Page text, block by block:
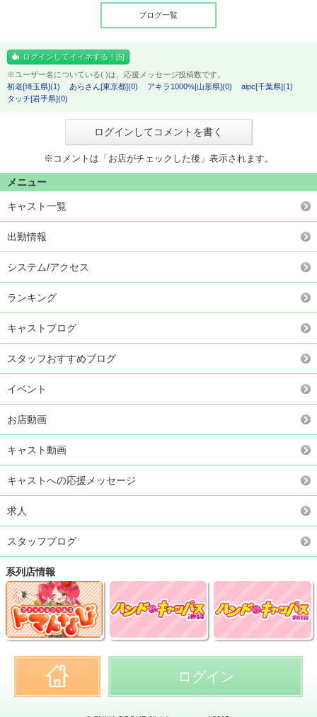
ブログ一覧
ログインしてイイネする！[5]
※ユーザー名についている( )は、応援メッセージ投稿数です。
初老[埼玉県](1)
あらさん[東京都](0) アキラ1000%[山形県](0)
aipc[千葉県](1)
タッチ[岩手県](0)
ログインしてコメントを書く
※コメントは「お店がチェックした後」表示されます。
メニュー
キャスト一覧
出勤情報
システム/アクセス
ランキング
キャストブログ
スタッフおすすめブログ
イベント
お店動画
キャスト動画
キャストへの応援メッセージ
求人
スタッフブログ
系列店情報
ログイン